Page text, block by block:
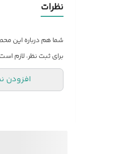
نظرات
شما هم درباره این
برای ثبت نظر، لازم
افزودن